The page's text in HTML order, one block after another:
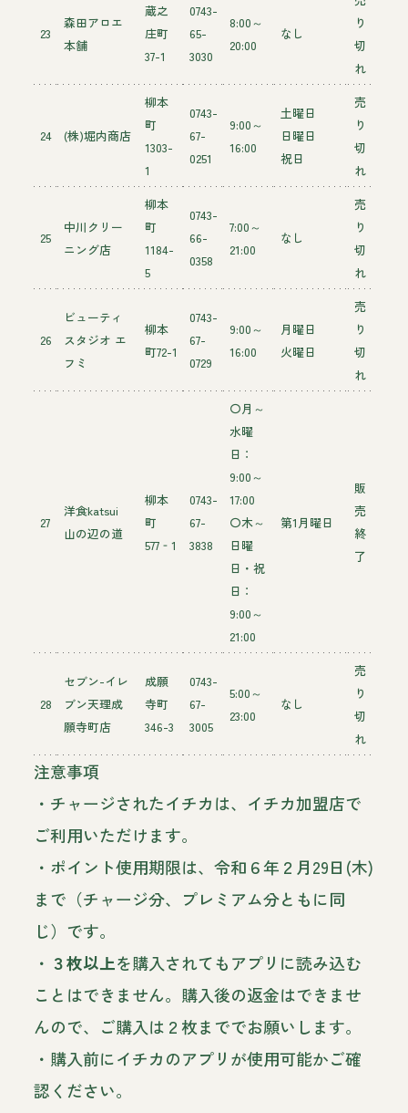
23
森田アロエ
本舗
蔵之
庄町
37-1
0743-
65-
3030
8:00～
20:00
なし
り
切
れ
24 (株)堀内商店
柳本
町
1303-
1
0743-
67-
0251
9:00～
16:00
土曜日
日曜日
祝日
売
り
切
れ
25
中川クリー
ニング店
柳本
町
1184-
5
0743-
66-
0358
7:00～
21:00
なし
売
り
切
れ
26
ビューティ
スタジオ エ
フミ
柳本
町72-1
0743-
67-
0729
9:00～
16:00
月曜日
火曜日
売
り
切
れ
27
洋食katsui
山の辺の道
柳本
町
577‐1
0743-
67-
3838
〇月～
水曜
日：
9:00～
17:00
〇木～
日曜
日・祝
日：
9:00～
21:00
第1月曜日
販
売
終
了
28
セブン-イレ
ブン天理成
願寺町店
成願
寺町
346-3
0743-
67-
3005
5:00～
23:00
なし
売
り
切
れ
注意事項
・チャージされたイチカは、イチカ加盟店で
ご利用いただけます。
・ポイント使用期限は、令和６年２月29日(木)
まで（チャージ分、プレミアム分ともに同
じ）です。
・ ３枚以上を購入されてもアプリに読み込む
ことはできません。購入後の返金はできませ
んので、ご購入は２枚まででお願いします。
・購入前にイチカのアプリが使用可能かご確
認ください。